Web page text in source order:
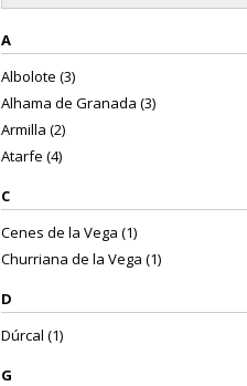
A
Albolote (3)
Alhama de Granada (3)
Armilla (2)
Atarfe (4)
C
Cenes de la Vega (1)
Churriana de la Vega (1)
D
Dúrcal (1)
G